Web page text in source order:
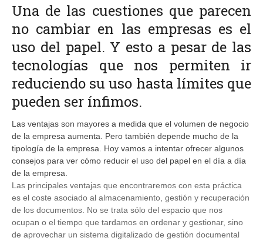
Una de las cuestiones que parecen
no cambiar en las empresas es el
uso del papel. Y esto a pesar de las
tecnologías que nos permiten ir
reduciendo su uso hasta límites que
pueden ser ínfimos.
Las ventajas son mayores a medida que el volumen de negocio
de la empresa aumenta. Pero también depende mucho de la
tipología de la empresa. Hoy vamos a intentar ofrecer algunos
consejos para ver cómo reducir el uso del papel en el día a día
de la empresa.
Las principales ventajas que encontraremos con esta práctica
es el coste asociado al almacenamiento, gestión y recuperación
de los documentos. No se trata sólo del espacio que nos
ocupan o el tiempo que tardamos en ordenar y gestionar, sino
de aprovechar un sistema digitalizado de gestión documental